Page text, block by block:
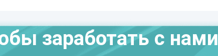
заработать с нами